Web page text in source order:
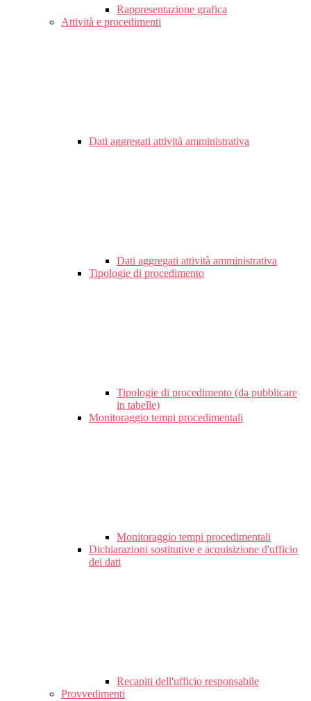
Rappresentazione grafica
Attività e procedimenti
Dati aggregati attività amministrativa
Dati aggregati attività amministrativa
Tipologie di procedimento
Tipologie di procedimento (da pubblicare
in tabelle)
Monitoraggio tempi procedimentali
Monitoraggio tempi procedimentali
Dichiarazioni sostitutive e acquisizione d'ufficio
dei dati
Recapiti dell'ufficio responsabile
Provvedimenti